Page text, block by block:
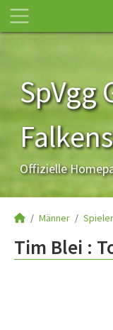
SpVgg
Offizielle
Männer
Tim Blei :